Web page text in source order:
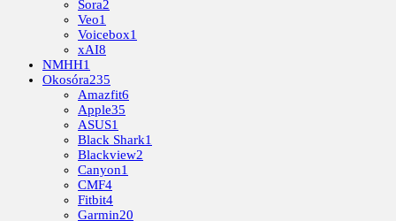
Sora2
Veo1
Voicebox1
xAI8
NMHH1
Okosóra235
Amazfit6
Apple35
ASUS1
Black Shark1
Blackview2
Canyon1
CMF4
Fitbit4
Garmin20